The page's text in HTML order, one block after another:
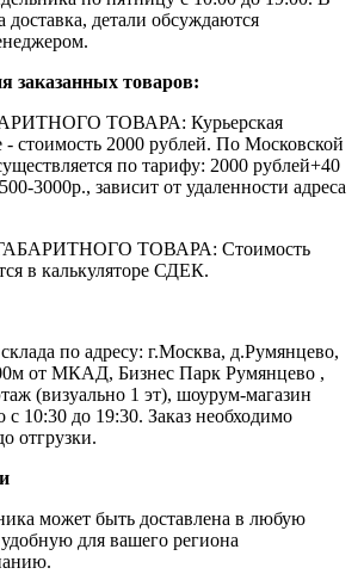
детали обсуждаются
заказанных товаров:
ТОВАРА: Курьерская
- стоимость 2000 рублей. По Московской
по тарифу: 2000 рублей+40
3000р., зависит от удаленности адреса
ТОВАРА: Стоимость
в калькуляторе СДЕК.
по адресу: г.Москва, д.Румянцево,
от МКАД, Бизнес Парк Румянцево ,
(визуально 1 эт), шоурум-магазин
10:30 до 19:30. Заказ необходимо
отгрузки.
может быть доставлена в любую
для вашего региона